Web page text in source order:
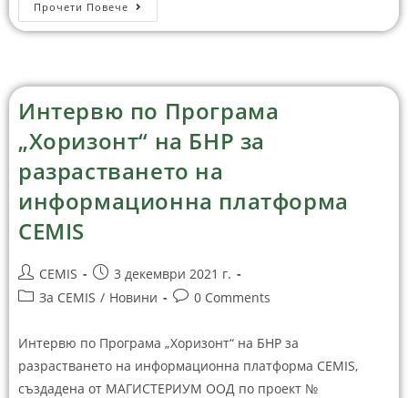
Прочети Повече
Интервю по Програма
„Хоризонт“ на БНР за
разрастването на
информационна платформа
CEMIS
CEMIS
3 декември 2021 г.
За CEMIS / Новини 0 Comments
Интервю по Програма „Хоризонт“ на БНР за
разрастването на информационна платформа CEMIS,
създадена от МАГИСТЕРИУМ ООД по проект №